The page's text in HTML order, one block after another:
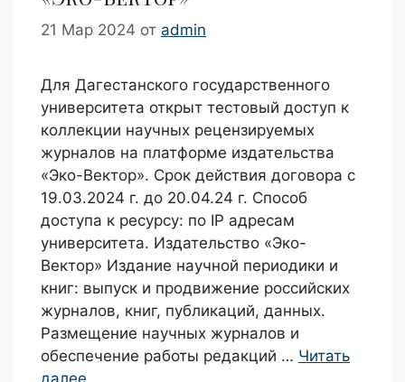
21 Мар 2024 от admin
Для Дагестанского государственного
университета открыт тестовый доступ к
коллекции научных рецензируемых
журналов на платформе издательства
«Эко-Вектор». Срок действия договора с
19.03.2024 г. до 20.04.24 г. Способ
доступа к ресурсу: по IP адресам
университета. Издательство «Эко-
Вектор» Издание научной периодики и
книг: выпуск и продвижение российских
журналов, книг, публикаций, данных.
Размещение научных журналов и
обеспечение работы редакций … Читать
далее